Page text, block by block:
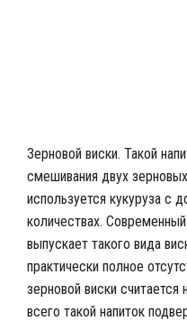
Зерновой виски. Такой
смешивания двух
используется кукуруза с
количествах.
выпускает такого вида
практически полное
зерновой виски
всего такой напиток